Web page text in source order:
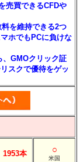
売買できるCFDや
を維持できる2つ
ホでもPCに負けな
GMOクリック証
スクで優待をゲッ
1953本 ○
米国